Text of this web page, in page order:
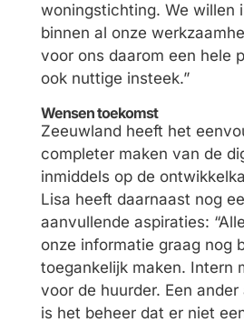
woningstichting. We willen
binnen al onze
voor ons daarom een hele
ook nuttige insteek.”
Wensen toekomst
Zeeuwland heeft het
completer maken van de
inmiddels op de
Lisa heeft daarnaast nog
aanvullende aspiraties:
onze informatie graag nog
toegankelijk maken. Intern
voor de huurder. Een
is het beheer dat er niet